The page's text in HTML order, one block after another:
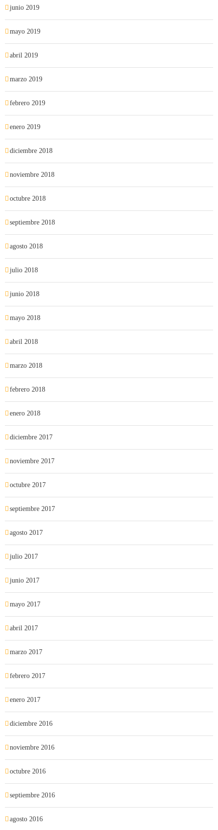
junio 2019
mayo 2019
abril 2019
marzo 2019
febrero 2019
enero 2019
diciembre 2018
noviembre 2018
octubre 2018
septiembre 2018
agosto 2018
julio 2018
junio 2018
mayo 2018
abril 2018
marzo 2018
febrero 2018
enero 2018
diciembre 2017
noviembre 2017
octubre 2017
septiembre 2017
agosto 2017
julio 2017
junio 2017
mayo 2017
abril 2017
marzo 2017
febrero 2017
enero 2017
diciembre 2016
noviembre 2016
octubre 2016
septiembre 2016
agosto 2016